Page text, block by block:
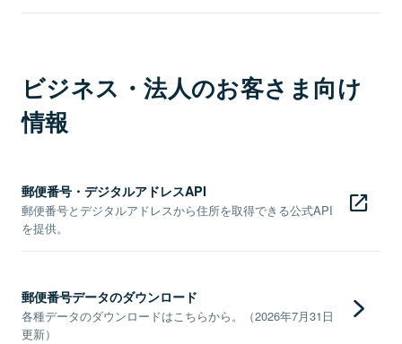
ビジネス・法人のお客さま向け
情報
郵便番号・デジタルアドレスAPI
郵便番号とデジタルアドレスから住所を取得できる公式API
を提供。
郵便番号データのダウンロード
各種データのダウンロードはこちらから。（2026年7月31日
更新）